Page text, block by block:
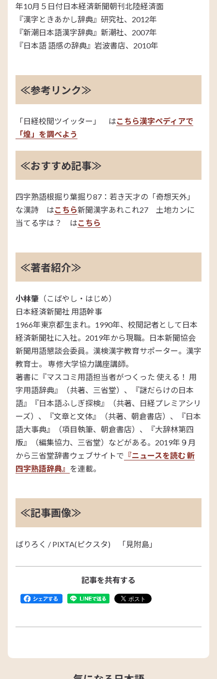
年10月５日付日本経済新聞朝刊北陸経済面
『漢字ときあかし辞典』研究社、2012年
『新潮日本語漢字辞典』新潮社、2007年
『日本語 語感の辞典』岩波書店、2010年
≪参考リンク≫
「日経校閲ツイッター」 はこちら漢字ペディアで
「煌」を調べよう
≪おすすめ記事≫
四字熟語根掘り葉掘り87：若き天才の「奇想天外」
な漢詩 はこちら新聞漢字あれこれ27 土地カンに
当てる字は？ はこちら
≪著者紹介≫
小林肇（こばやし・はじめ）
日本経済新聞社 用語幹事
1966年東京都生まれ。1990年、校閲記者として日本
経済新聞社に入社。2019年から現職。日本新聞協会
新聞用語懇談会委員。漢検漢字教育サポーター。漢字
教育士。 専修大学協力講座講師。
著書に『マスコミ用語担当者がつくった 使える！ 用
字用語辞典』（共著、三省堂）、『謎だらけの日本
語』『日本語ふしぎ探検』（共著、日経プレミアシリ
ーズ）、『文章と文体』（共著、朝倉書店）、『日本
語大事典』（項目執筆、朝倉書店）、『大辞林第四
版』（編集協力、三省堂）などがある。2019年９月
から三省堂辞書ウェブサイトで 『ニュースを読む 新
四字熟語辞典』
を連載。
≪記事画像≫
ばりろく / PIXTA(ピクスタ) 「見附島」
記事を共有する